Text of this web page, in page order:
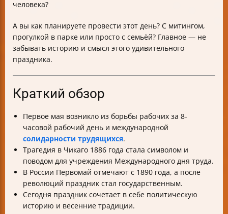
человека?
А вы как планируете провести этот день? С митингом,
прогулкой в парке или просто с семьёй? Главное — не
забывать историю и смысл этого удивительного
праздника.
Краткий обзор
Первое мая возникло из борьбы рабочих за 8-
часовой рабочий день и международной
солидарности трудящихся.
Трагедия в Чикаго 1886 года стала символом и
поводом для учреждения Международного дня труда.
В России Первомай отмечают с 1890 года, а после
революций праздник стал государственным.
Сегодня праздник сочетает в себе политическую
историю и весенние традиции.